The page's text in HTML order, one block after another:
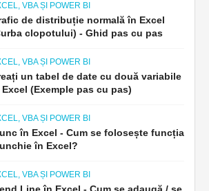
VBA ȘI POWER BI
de distribuție normală în Excel
clopotului) - Ghid pas cu pas
VBA ȘI POWER BI
un tabel de date cu două variabile
(Exemple pas cu pas)
VBA ȘI POWER BI
în Excel - Cum se folosește funcția
în Excel?
VBA ȘI POWER BI